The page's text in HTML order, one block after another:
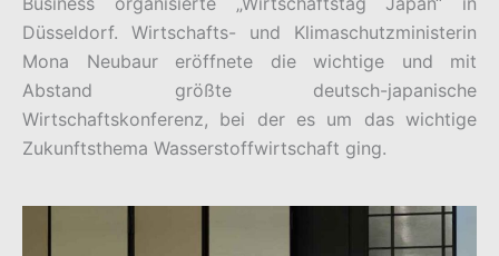
Düsseldorf. Wirtschafts- und Klimaschutzministerin
Mona Neubaur eröffnete die wichtige und mit
Abstand größte deutsch-japanische
Wirtschaftskonferenz, bei der es um das wichtige
Zukunftsthema Wasserstoffwirtschaft ging.